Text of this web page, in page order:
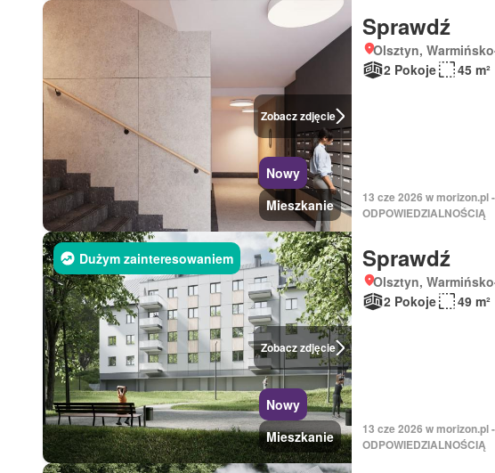
Zobacz zdjęcie
Nowy
Mieszkanie
Sprawdź
Olsztyn,
2 Pokoje
45 m²
13 cze 2026 w morizon.pl
ODPOWIEDZIALNOŚCIĄ
Zobacz zdjęcie
Dużym zainteresowaniem
Nowy
Mieszkanie
Sprawdź
Olsztyn,
2 Pokoje
49 m²
13 cze 2026 w morizon.pl
ODPOWIEDZIALNOŚCIĄ